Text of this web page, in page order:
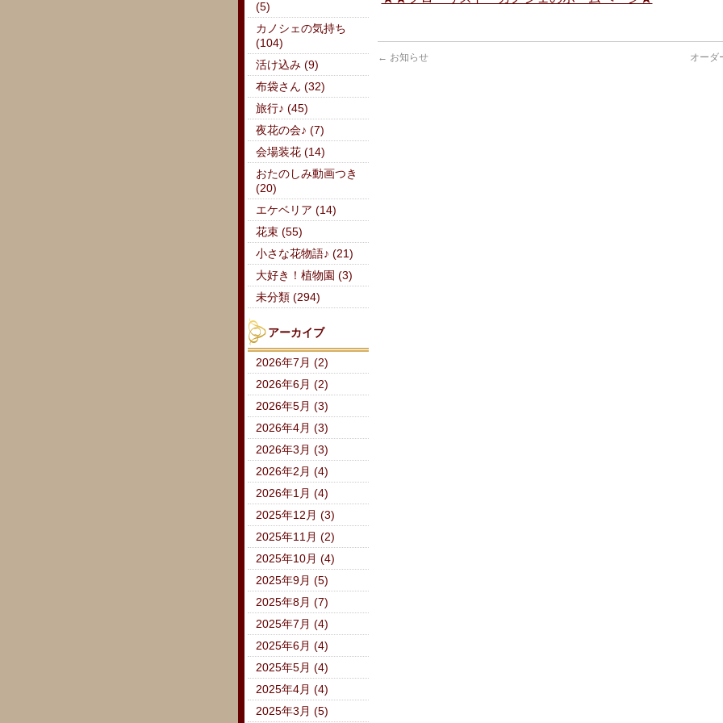
← お知らせ オーダ
(5)
カノシェの気持ち
(104)
活け込み (9)
布袋さん (32)
旅行♪ (45)
夜花の会♪ (7)
会場装花 (14)
おたのしみ動画つき
(20)
エケベリア (14)
花束 (55)
小さな花物語♪ (21)
大好き！植物園 (3)
未分類 (294)
アーカイブ
2026年7月 (2)
2026年6月 (2)
2026年5月 (3)
2026年4月 (3)
2026年3月 (3)
2026年2月 (4)
2026年1月 (4)
2025年12月 (3)
2025年11月 (2)
2025年10月 (4)
2025年9月 (5)
2025年8月 (7)
2025年7月 (4)
2025年6月 (4)
2025年5月 (4)
2025年4月 (4)
2025年3月 (5)